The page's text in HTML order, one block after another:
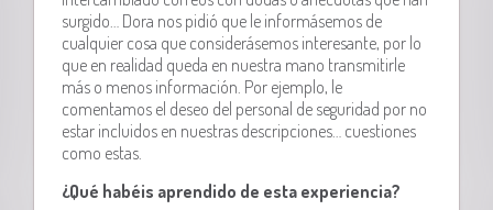
surgido… Dora nos pidió que le informásemos de
cualquier cosa que considerásemos interesante, por lo
que en realidad queda en nuestra mano transmitirle
más o menos información. Por ejemplo, le
comentamos el deseo del personal de seguridad por no
estar incluidos en nuestras descripciones… cuestiones
como estas.
¿Qué habéis aprendido de esta experiencia?